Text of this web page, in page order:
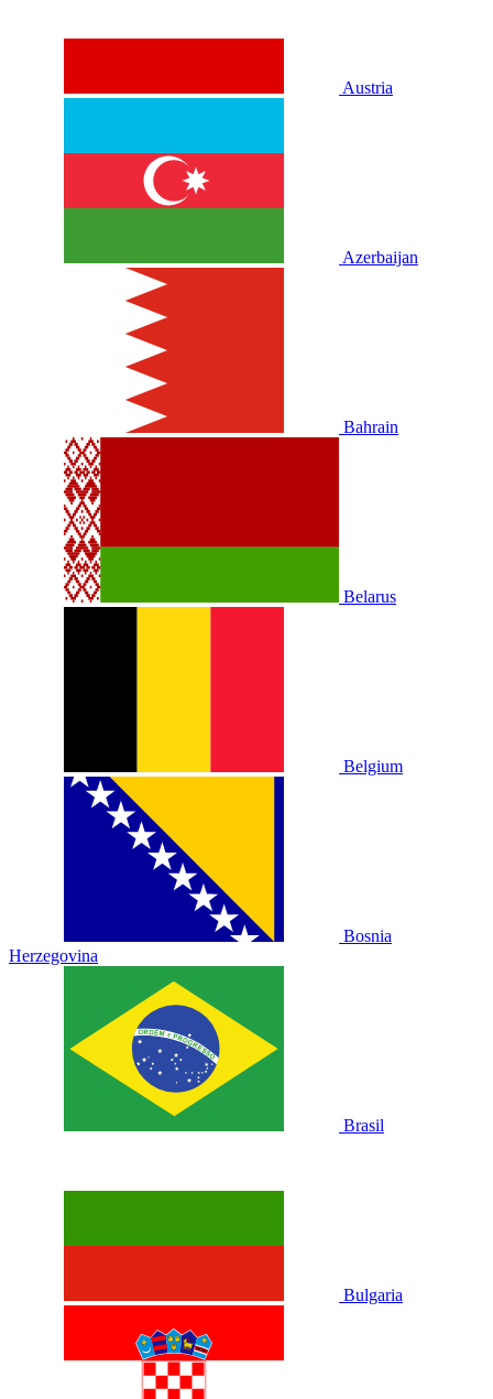
Austria
Azerbaijan
Bahrain
Belarus
Belgium
Bosnia
Herzegovina
Brasil
Bulgaria